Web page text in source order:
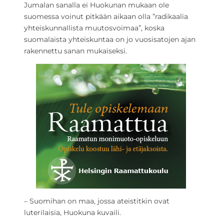
Jumalan sanalla ei Huokunan mukaan ole
suomessa voinut pitkään aikaan olla ”radikaalia
yhteiskunnallista muutosvoimaa”, koska
suomalaista yhteiskuntaa on jo vuosisatojen ajan
rakennettu sanan mukaiseksi.
– Suomihan on maa, jossa ateistitkin ovat
luterilaisia, Huokuna kuvaili.